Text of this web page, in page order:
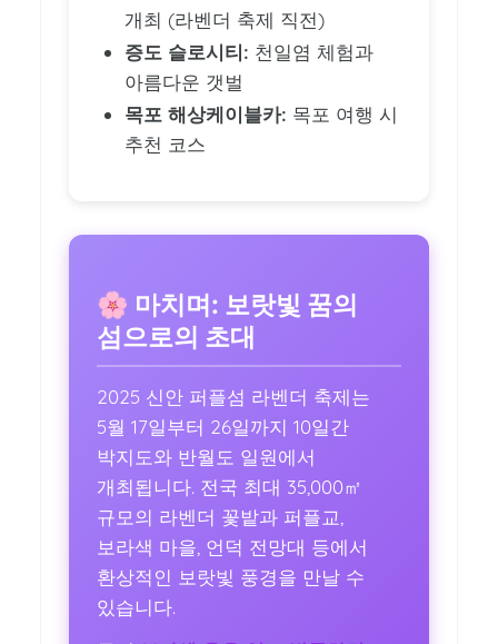
개최 (라벤더 축제 직전)
증도 슬로시티: 천일염 체험과
아름다운 갯벌
목포 해상케이블카: 목포 여행 시
추천 코스
🌸 마치며: 보랏빛 꿈의
섬으로의 초대
2025 신안 퍼플섬 라벤더 축제는
5월 17일부터 26일까지 10일간
박지도와 반월도 일원에서
개최됩니다. 전국 최대 35,000㎡
규모의 라벤더 꽃밭과 퍼플교,
보라색 마을, 언덕 전망대 등에서
환상적인 보랏빛 풍경을 만날 수
있습니다.